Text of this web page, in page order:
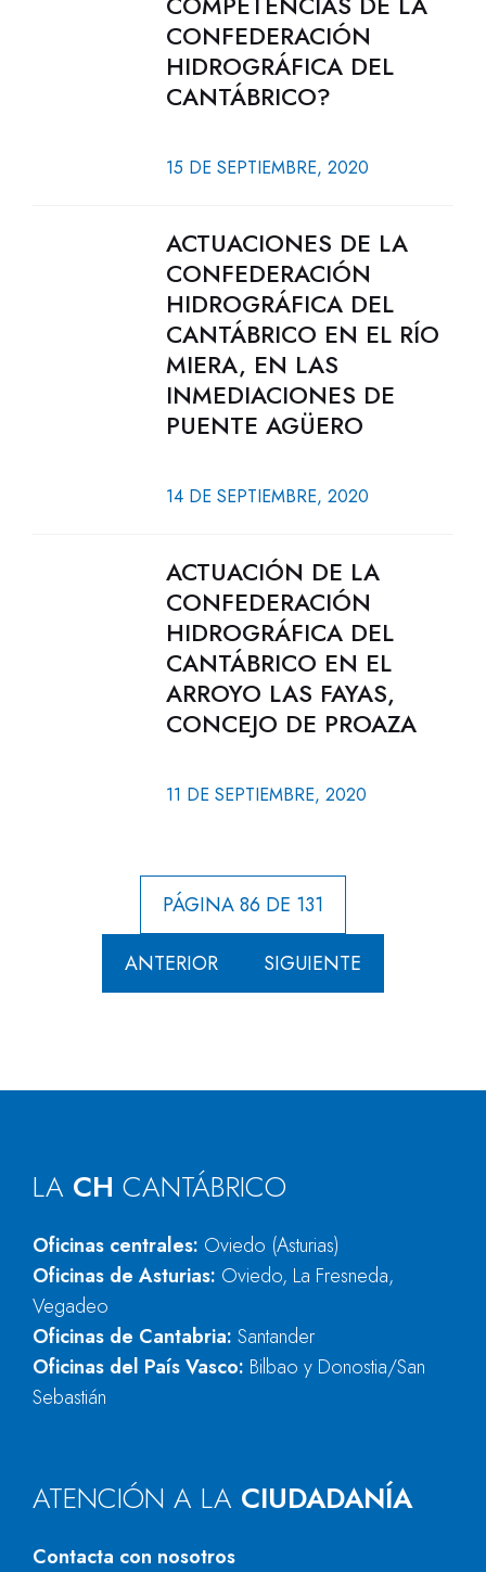
CONFEDERACIÓN
HIDROGRÁFICA DEL
CANTÁBRICO?
15 DE SEPTIEMBRE, 2020
ACTUACIONES DE LA
CONFEDERACIÓN
HIDROGRÁFICA DEL
CANTÁBRICO EN EL RÍO
MIERA, EN LAS
INMEDIACIONES DE
PUENTE AGÜERO
14 DE SEPTIEMBRE, 2020
ACTUACIÓN DE LA
CONFEDERACIÓN
HIDROGRÁFICA DEL
CANTÁBRICO EN EL
ARROYO LAS FAYAS,
CONCEJO DE PROAZA
11 DE SEPTIEMBRE, 2020
PÁGINA 86 DE 131
ANTERIOR SIGUIENTE
LA CH CANTÁBRICO
Oficinas centrales: Oviedo (Asturias)
Oficinas de Asturias: Oviedo, La Fresneda,
Vegadeo
Oficinas de Cantabria: Santander
Oficinas del País Vasco: Bilbao y Donostia/San
Sebastián
ATENCIÓN A LA CIUDADANÍA
Contacta con nosotros